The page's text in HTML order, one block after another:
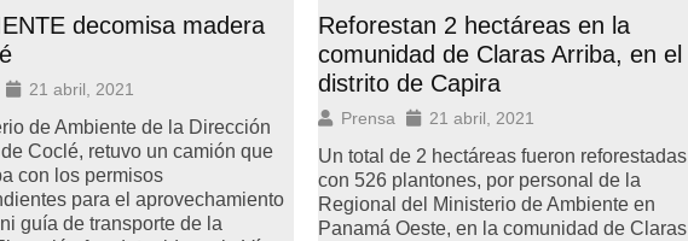
decomisa madera
21 abril, 2021
de Ambiente de la Dirección
Coclé, retuvo un camión que
con los permisos
para el aprovechamiento
guía de transporte de la
Reforestan 2 hectáreas en la
comunidad de Claras Arriba, en el
distrito de Capira
Prensa 21 abril, 2021
Un total de 2 hectáreas fueron reforestadas
con 526 plantones, por personal de la
Regional del Ministerio de Ambiente en
Panamá Oeste, en la comunidad de Claras